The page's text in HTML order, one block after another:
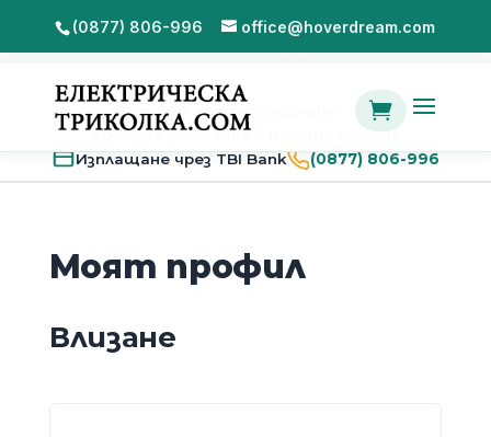
(0877) 806-996 office@hoverdream.com

2 години гаранция
Бърза доставка в цялата страна
Изплащане чрез TBI Bank
(0877) 806-996
Моят профил
Влизане